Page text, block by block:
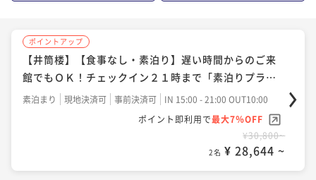
ポイントアップ
【井筒楼】【早期割60】10％OFF！鮮度抜群の新鮮魚
貝！２食付スタンダード「お糸路プラン」
IN 15:00 - 19:00 OUT10:00
最大7％OFF
¥49,500~
2名 ¥ 46,035 ~
ポイントアップ
【井筒楼】【食事なし・素泊り】遅い時間からのご来
館でもＯＫ！チェックイン２１時まで「素泊りプラ
ン」
素泊まり 現地決済可 事前決済可
IN 15:00 - 21:00 OUT10:00
ポイント即利用で最大7％OFF
¥30,800~
2名 ¥ 28,644 ~